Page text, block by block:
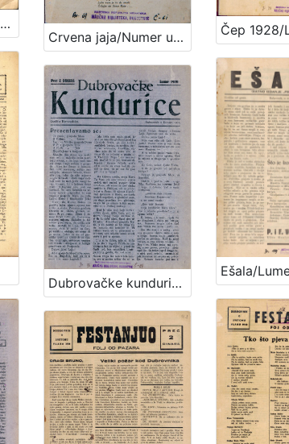
Buža/Lumer: profumani
Crvena jaja/Numer uniki - Setemana crvenih jaja
Dubrovačke kundurice/Lumer prvi